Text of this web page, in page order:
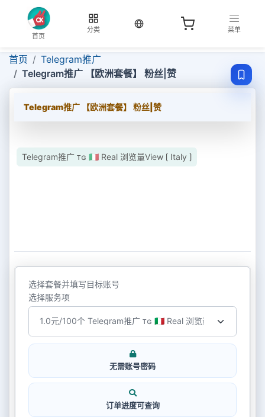
首页
分类
当前语言：中文
菜单
首页
Telegram推广
Telegram推广 【欧洲套餐】 粉丝|赞
Telegram推广 【欧洲套餐】 粉丝|赞
Telegram推广 ᴛɢ 🇮🇹 Real 浏览量View ⟮ Italy ⟯
选择套餐并填写目标账号
选择服务项
无需账号密码
订单进度可查询